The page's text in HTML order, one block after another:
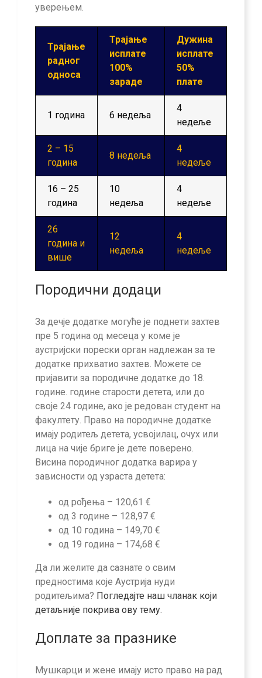
уверењем.
Трајање
радног
односа
Трајање
исплате
100%
зараде
Дужина
исплате
50%
плате
1 година 6 недеља
4
недеље
2 – 15
година
8 недеља
4
недеље
16 – 25
година
10
недеља
4
недеље
26
година и
више
12
недеља
4
недеље
Породични додаци
За дечје додатке могуће је поднети захтев
пре 5 година од месеца у коме је
аустријски порески орган надлежан за те
додатке прихватио захтев. Можете се
пријавити за породичне додатке до 18.
године. године старости детета, или до
своје 24 године, ако је редован студент на
факултету. Право на породичне додатке
имају родитељ детета, усвојилац, очух или
лица на чије бриге је дете поверено.
Висина породичног додатка варира у
зависности од узраста детета:
од рођења – 120,61 €
од 3 године – 128,97 €
од 10 година – 149,70 €
од 19 година – 174,68 €
Да ли желите да сазнате о свим
предностима које Аустрија нуди
родитељима? Погледајте наш чланак који
детаљније покрива ову тему.
Доплате за празнике
Мушкарци и жене имају исто право на рад